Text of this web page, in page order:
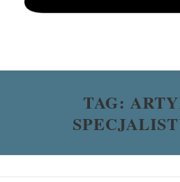
OFERTA MR AND
TAG: